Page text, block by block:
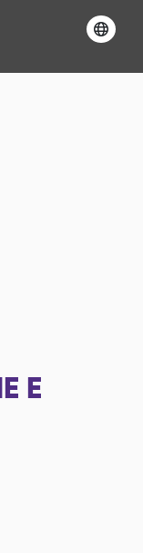
Е